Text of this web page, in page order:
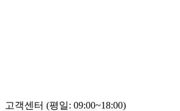
고객센터 (평일: 09:00~18:00)